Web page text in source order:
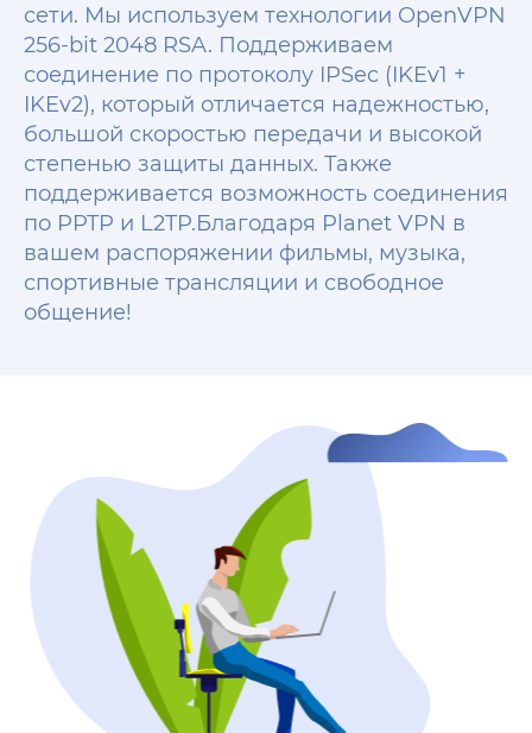
сети. Мы используем технологии OpenVPN
256-bit 2048 RSA. Поддерживаем
соединение по протоколу IPSec (IKEv1 +
IKEv2), который отличается надежностью,
большой скоростью передачи и высокой
степенью защиты данных. Также
поддерживается возможность соединения
по PPTP и L2TP.Благодаря Planet VPN в
вашем распоряжении фильмы, музыка,
спортивные трансляции и свободное
общение!